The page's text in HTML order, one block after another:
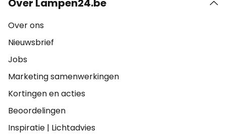
Over Lampen24.be
Over ons
Nieuwsbrief
Jobs
Marketing samenwerkingen
Kortingen en acties
Beoordelingen
Inspiratie | Lichtadvies